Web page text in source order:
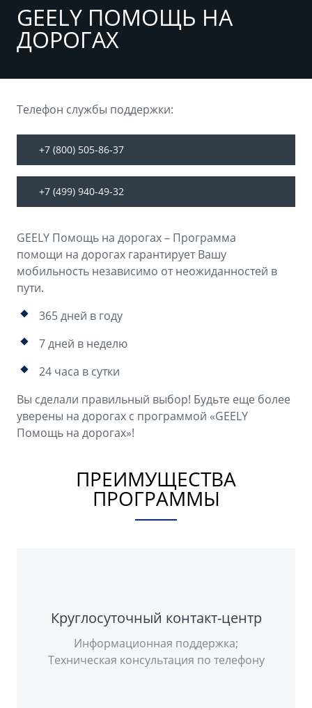
от 3 429 990 ₽* от 4 349 990 ₽*
PREFACE
от 3 079 990 ₽* от 3 769 990 ₽*
Зарядные устройства
Автокредит
Расчет КАСКО
GEELY Лизинг
Спецпредложения
Помощь на дорогах
Гарантия Geely
Вопросы и ответы
GEELY ПОМОЩЬ НА
ДОРОГАХ
Телефон службы поддержки:
+7 (800) 505-86-37
+7 (499) 940-49-32
GEELY Помощь на дорогах – Программа
помощи на дорогах гарантирует Вашу
мобильность независимо от неожиданностей в
пути.
365 дней в году
7 дней в неделю
24 часа в сутки
Вы сделали правильный выбор! Будьте еще более
уверены на дорогах с программой «GEELY
Помощь на дорогах»!
ПРЕИМУЩЕСТВА
ПРОГРАММЫ
Круглосуточный контакт-центр
Информационная поддержка;
Техническая консультация по телефону